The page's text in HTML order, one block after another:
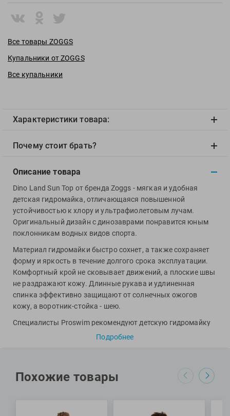
Yingfa
ZONE3
Альфапластик
ВФП
Издательство "Дивизион"
Издательство «Swimbook»
Спортивный Элемент
Фитосила
Все товары ZOGGS
Купальники от ZOGGS
Все купальники
Характеристики товара:
Почему стоит брать?
Описание товара
Dino Land Sun Top от бренда Zoggs - мягкая и удобная
детская гидромайка, отличающаяся повышенной
устойчивостью к хлору и ультрафиолетовым лучам.
Оригинальный дизайн с динозаврами понравится юным
поклонникам водных видов спорта.
Материал гидромайки быстро сохнет, а также сохраняет
форму и яркость в течение долгого срока эксплуатации.
Комфортный крой не сковывает движений, а плоские швы
не раздражают кожу. Длинные рукава и удлиненная
спинка эффективно защищают от солнечных ожогов
кожу, а воротник-стойка - шею.
Специалисты Proswim рекомендуют детскую гидромайку
ZOGGS Dino Land Sun Top мальчикам и девочкам от 1 года
Подробнее
Похожие товары